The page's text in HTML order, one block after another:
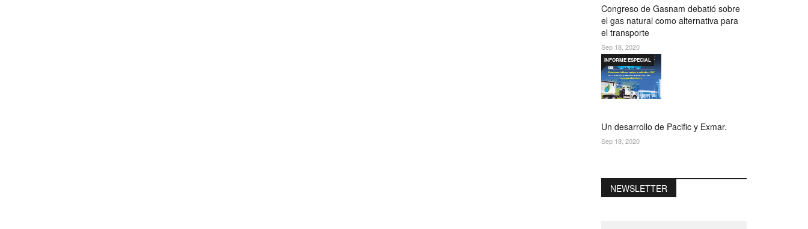
Congreso de Gasnam debatió sobre
el gas natural como alternativa para
el transporte
Sep 18, 2020
Un desarrollo de Pacific y Exmar.
INFORME ESPECIAL
Sep 18, 2020
NEWSLETTER